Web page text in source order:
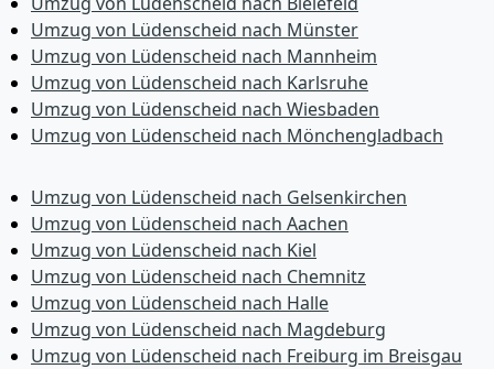
Umzug von Lüdenscheid nach Münster
Umzug von Lüdenscheid nach Mannheim
Umzug von Lüdenscheid nach Karlsruhe
Umzug von Lüdenscheid nach Wiesbaden
Umzug von Lüdenscheid nach Mönchen­gladbach
Umzug von Lüdenscheid nach Gelsenkirchen
Umzug von Lüdenscheid nach Aachen
Umzug von Lüdenscheid nach Kiel
Umzug von Lüdenscheid nach Chemnitz
Umzug von Lüdenscheid nach Halle
Umzug von Lüdenscheid nach Magdeburg
Umzug von Lüdenscheid nach Freiburg im Breisgau